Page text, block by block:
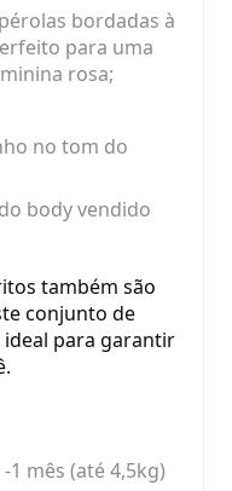
Cupons de Desconto
bordadas à
para uma
rosa;
no tom do
body vendido
também são
conjunto de
para garantir
1 mês (até 4,5kg)